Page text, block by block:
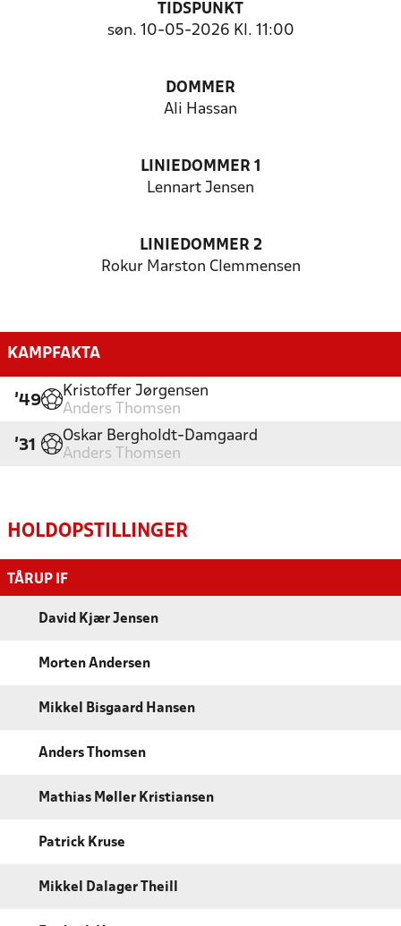
TIDSPUNKT
søn. 10-05-2026 Kl. 11:00
DOMMER
Ali Hassan
LINIEDOMMER 1
Lennart Jensen
LINIEDOMMER 2
Rokur Marston Clemmensen
KAMPFAKTA
'49
Kristoffer Jørgensen
Anders Thomsen
'31
Oskar Bergholdt-Damgaard
Anders Thomsen
HOLDOPSTILLINGER
TÅRUP IF
David Kjær Jensen
Morten Andersen
Mikkel Bisgaard Hansen
Anders Thomsen
Mathias Møller Kristiansen
Patrick Kruse
Mikkel Dalager Theill